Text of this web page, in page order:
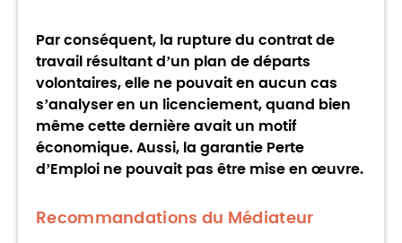
Par conséquent, la rupture du contrat de
travail résultant d’un plan de départs
volontaires, elle ne pouvait en aucun cas
s’analyser en un licenciement, quand bien
même cette dernière avait un motif
économique. Aussi, la garantie Perte
d’Emploi ne pouvait pas être mise en œuvre.
Recommandations du Médiateur